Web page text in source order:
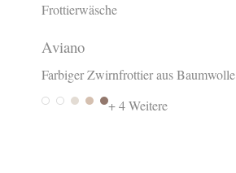
Frottierwäsche
Aviano
Farbiger Zwirnfrottier aus Baumwolle
WeissWhitePannaSabbiaTartufo
+ 4 Weitere